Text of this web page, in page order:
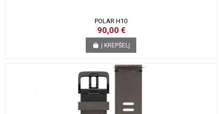
POLAR H10
90,00 €
Į KREPŠELĮ